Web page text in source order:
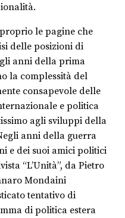
le pagine che
delle posizioni di
anni della prima
la complessità del
consapevole delle
e politica
agli sviluppi della
anni della guerra
e dei suoi amici politici
“L’Unità”, da Pietro
Mondaini
tentativo di
di politica estera